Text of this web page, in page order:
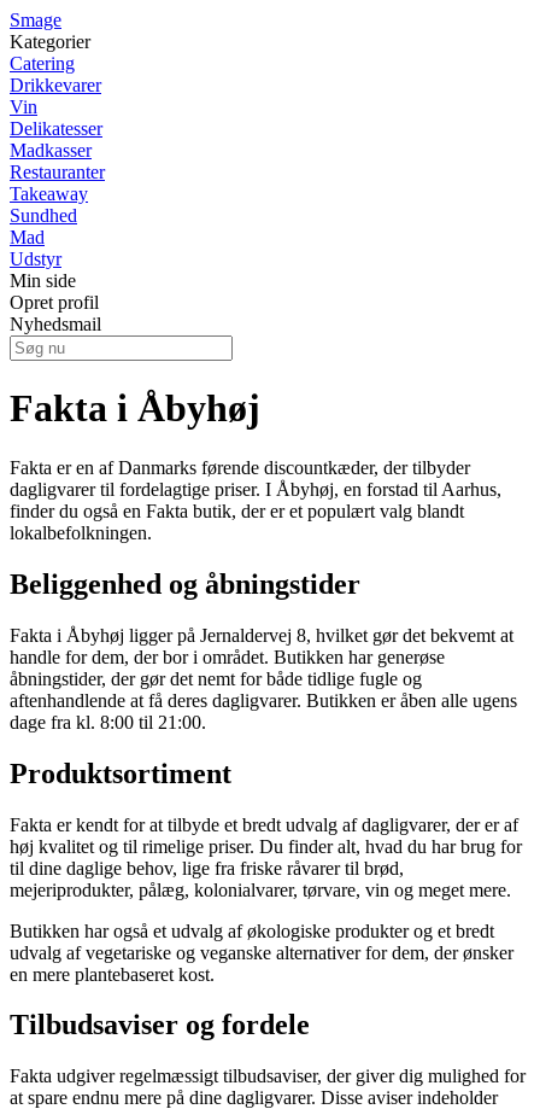
Smage
Kategorier
Catering
Drikkevarer
Vin
Delikatesser
Madkasser
Restauranter
Takeaway
Sundhed
Mad
Udstyr
Min side
Opret profil
Nyhedsmail
Fakta i Åbyhøj
Fakta er en af Danmarks førende discountkæder, der tilbyder
dagligvarer til fordelagtige priser. I Åbyhøj, en forstad til Aarhus,
finder du også en Fakta butik, der er et populært valg blandt
lokalbefolkningen.
Beliggenhed og åbningstider
Fakta i Åbyhøj ligger på Jernaldervej 8, hvilket gør det bekvemt at
handle for dem, der bor i området. Butikken har generøse
åbningstider, der gør det nemt for både tidlige fugle og
aftenhandlende at få deres dagligvarer. Butikken er åben alle ugens
dage fra kl. 8:00 til 21:00.
Produktsortiment
Fakta er kendt for at tilbyde et bredt udvalg af dagligvarer, der er af
høj kvalitet og til rimelige priser. Du finder alt, hvad du har brug for
til dine daglige behov, lige fra friske råvarer til brød,
mejeriprodukter, pålæg, kolonialvarer, tørvare, vin og meget mere.
Butikken har også et udvalg af økologiske produkter og et bredt
udvalg af vegetariske og veganske alternativer for dem, der ønsker
en mere plantebaseret kost.
Tilbudsaviser og fordele
Fakta udgiver regelmæssigt tilbudsaviser, der giver dig mulighed for
at spare endnu mere på dine dagligvarer. Disse aviser indeholder